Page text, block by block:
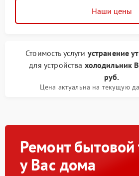
Наши цены
Стоимость услуги устранение
для устройства холодильник
руб.
Цена актуальна на текущую
Ремонт бытовой
у Вас дома